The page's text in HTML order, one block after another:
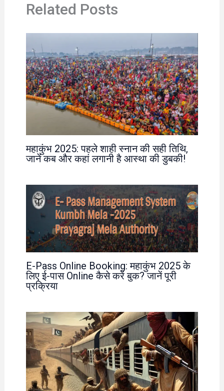
Related Posts
महाकुंभ 2025: पहले शाही स्नान की सही तिथि,
जानें कब और कहां लगानी है आस्था की डुबकी!
E-Pass Online Booking: महाकुंभ 2025 के
लिए ई-पास Online कैसे करें बुक? जानें पूरी
प्रक्रिया